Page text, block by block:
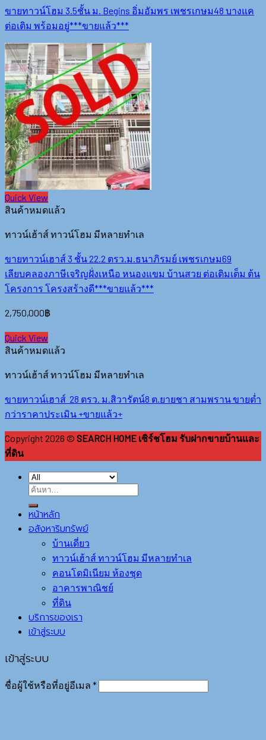
ขายทาวน์โฮม 3.5ชั้น ม. Begins อิ่มอัมพร เพชรเกษม48 บางแค
ต่อเติม พร้อมอยู่***ขายแล้ว***
Quick View
สินค้าหมดแล้ว
ทาวน์เฮ้าส์ ทาวน์โฮม มีหลายทำเล
ขายทาวน์เฮาส์ 3 ชั้น 22.2 ตรว.ม.ธนาภิรมย์ เพชรเกษม69
เลียบคลองภาษีเจริญฝั่งเหนือ หนองแขม บ้านสวย ต่อเติมเต็ม ต้น
โครงการ โครงสร้างดี***ขายแล้ว***
2,750,000฿
Quick View
สินค้าหมดแล้ว
ทาวน์เฮ้าส์ ทาวน์โฮม มีหลายทำเล
ขายทาวน์เฮาส์ 28 ตรว. ม.สิวารัตน์8 ต.ยายชา สามพราน ขายต่ำ
กว่าราคาประเมิน +ขายแล้ว+
Copyright 2026 © SEARCH HOME เซิร์ชโฮม รับฝากขายบ้านและ
ที่ดิน
หน้าหลัก
อสังหาริมทรัพย์
บ้านเดี่ยว
ทาวน์เฮ้าส์ ทาวน์โฮม มีหลายทำเล
คอนโดมิเนียม ห้องชุด
อาคารพาณิชย์
ที่ดิน
บริการของเรา
เข้าสู่ระบบ
เข้าสู่ระบบ
ชื่อผู้ใช้หรือที่อยู่อีเมล *